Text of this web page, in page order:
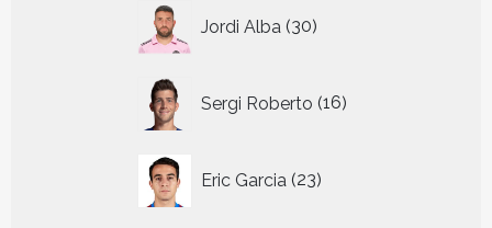
Jordi Alba 30
producten
Sergi Roberto 16
producten
Eric Garcia 23
producten